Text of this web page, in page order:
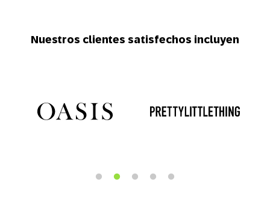
Nuestros clientes satisfechos incluyen